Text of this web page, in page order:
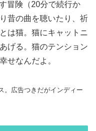
冒険（20分で続行か
昔の曲を聴いたり、祈
は猫。猫にキャットニ
げる。猫のテンション
せなんだよ。
。広告つきだがインディー